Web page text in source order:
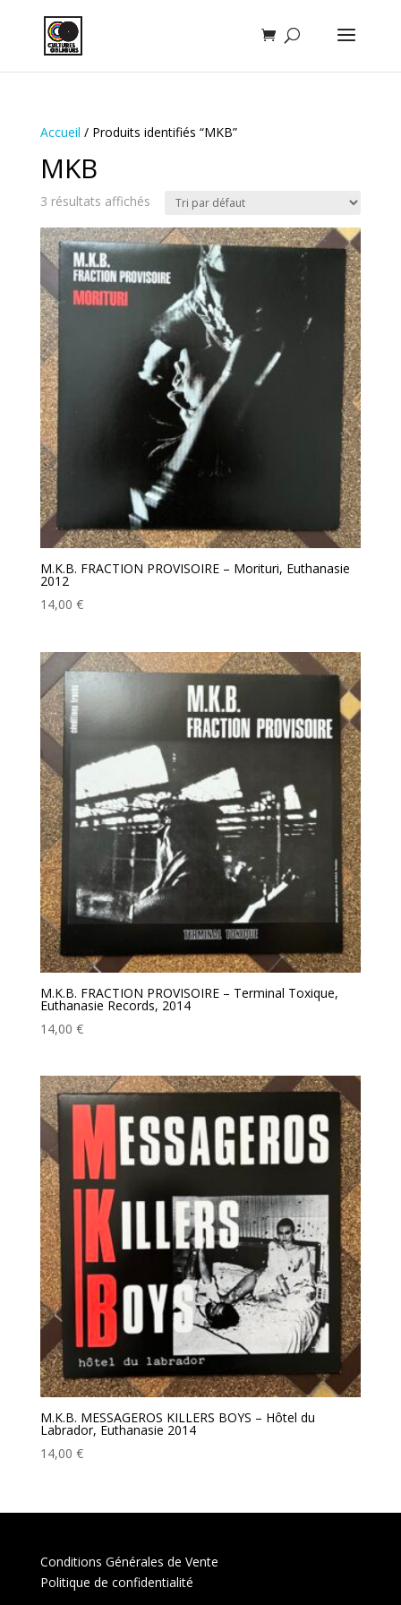
Accueil / Produits identifiés “MKB”
MKB
3 résultats affichés
M.K.B. FRACTION PROVISOIRE – Morituri, Euthanasie
2012
14,00 €
M.K.B. FRACTION PROVISOIRE – Terminal Toxique,
Euthanasie Records, 2014
14,00 €
M.K.B. MESSAGEROS KILLERS BOYS – Hôtel du
Labrador, Euthanasie 2014
14,00 €
Conditions Générales de Vente
Politique de confidentialité